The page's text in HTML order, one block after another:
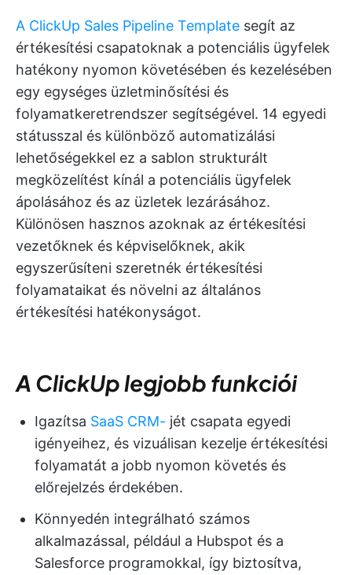
A ClickUp Sales Pipeline Template segít az
értékesítési csapatoknak a potenciális ügyfelek
hatékony nyomon követésében és kezelésében
egy egységes üzletminősítési és
folyamatkeretrendszer segítségével. 14 egyedi
státusszal és különböző automatizálási
lehetőségekkel ez a sablon strukturált
megközelítést kínál a potenciális ügyfelek
ápolásához és az üzletek lezárásához.
Különösen hasznos azoknak az értékesítési
vezetőknek és képviselőknek, akik
egyszerűsíteni szeretnék értékesítési
folyamataikat és növelni az általános
értékesítési hatékonyságot.
A ClickUp legjobb funkciói
Igazítsa SaaS CRM- jét csapata egyedi
igényeihez, és vizuálisan kezelje értékesítési
folyamatát a jobb nyomon követés és
előrejelzés érdekében.
Könnyedén integrálható számos
alkalmazással, például a Hubspot és a
Salesforce programokkal, így biztosítva,